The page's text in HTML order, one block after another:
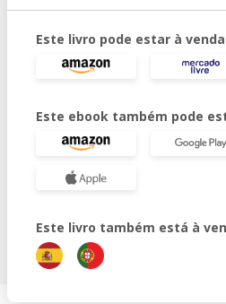
Este livro pode estar à
Este ebook também pode
Este livro também está à